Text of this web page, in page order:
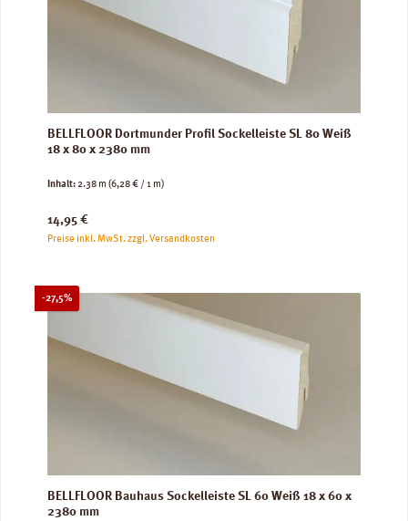
BELLFLOOR Dortmunder Profil Sockelleiste SL 80 Weiß
18 x 80 x 2380 mm
Inhalt:2.38 m (6,28 € / 1 m)
Regulärer Preis:
14,95 €
Preise inkl. MwSt. zzgl. Versandkosten
-27,5%Rabatt
BELLFLOOR Bauhaus Sockelleiste SL 60 Weiß 18 x 60 x
2380 mm